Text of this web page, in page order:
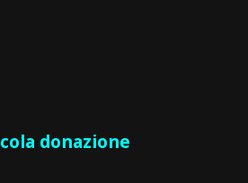
donazione